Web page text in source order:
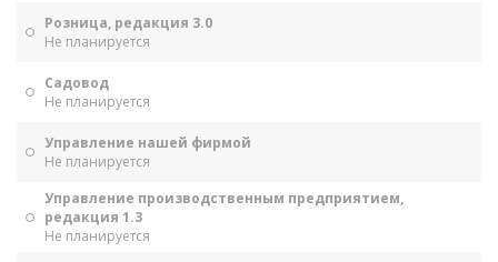
Розница, редакция 3.0
Не планируется
Садовод
Не планируется
Управление нашей фирмой
Не планируется
Управление производственным предприятием,
редакция 1.3
Не планируется